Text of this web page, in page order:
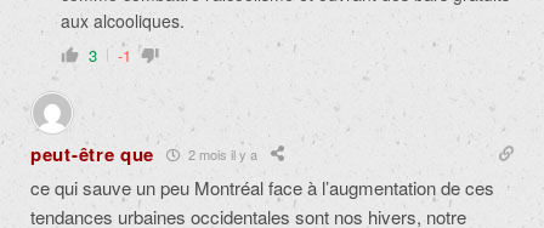
aux alcooliques.
3 -1
peut-être que 2 mois il y a
ce qui sauve un peu Montréal face à l’augmentation de ces
tendances urbaines occidentales sont nos hivers, notre